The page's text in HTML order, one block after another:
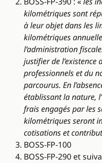
kilométriques sont
à leur objet dans les
kilométriques
l’administration
justifier de l’existence
professionnels et du
parcourus. En
établissant la nature,
frais engagés par les
kilométriques seront
cotisations et
BOSS-FP-100
BOSS-FP-290 et